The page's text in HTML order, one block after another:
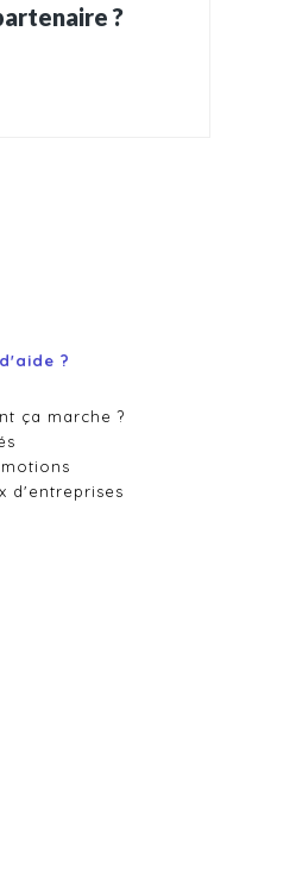
?
?
ça marche ?
d'entreprises